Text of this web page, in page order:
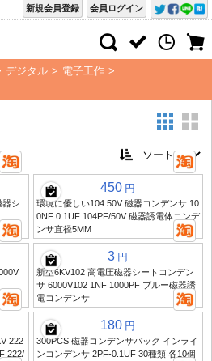
会員ログイン
新規会員登録
デジタル > 電子工作 >
器シ
450 円
環境に優しい104 50V 磁器コンデンサ 10
0NF 0.1UF 104PF/50V 磁器誘電体コンデ
ンサ直径5MM
3 円
新型6KV102 高電圧磁器シートコンデン
サ 6000V102 1NF 1000PF ブルー磁器誘
電コンデンサ
222
222/
180 円
300PCS 磁器コンデンサパック インライ
ンコンデンサ 2PF-0.1UF 30種類 各10個